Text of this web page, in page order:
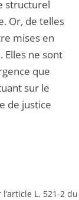
structurel
Or, de telles
mises en
ne sont
que
sur le
de justice
L. 521-2